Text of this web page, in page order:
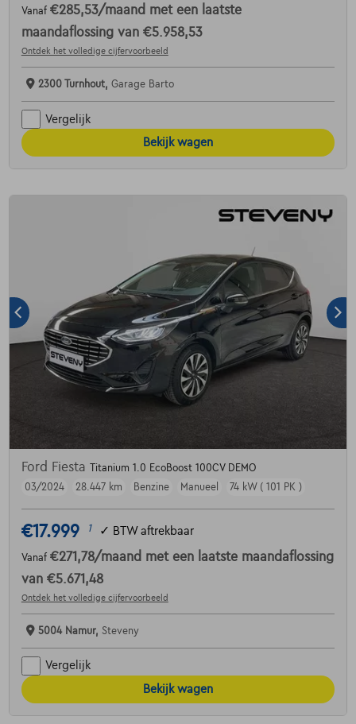
Vanaf €285,53/maand met een laatste
maandaflossing van €5.958,53
Ontdek het volledige cijfervoorbeeld
2300 Turnhout, Garage Barto
Vergelijk
Bekijk wagen
Ford Fiesta Titanium 1.0 EcoBoost 100CV DEMO
03/2024
28.447 km Benzine Manueel 74 kW ( 101 PK )
€17.999 1 ✓ BTW aftrekbaar
Vanaf €271,78/maand met een laatste maandaflossing
van €5.671,48
Ontdek het volledige cijfervoorbeeld
5004 Namur, Steveny
Vergelijk
Bekijk wagen